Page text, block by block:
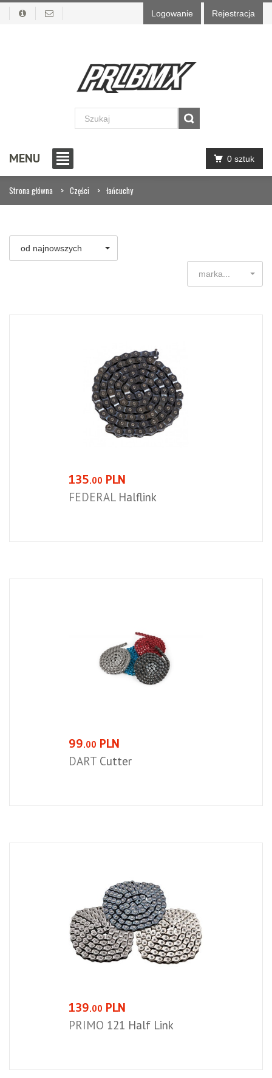
Logowanie Rejestracja
0 sztuk
MENU
Strona główna Części łańcuchy
od najnowszych
marka...
135.00 PLN
FEDERALHalflink
99.00 PLN
DART Cutter
139.00 PLN
PRIMO 121 Half Link